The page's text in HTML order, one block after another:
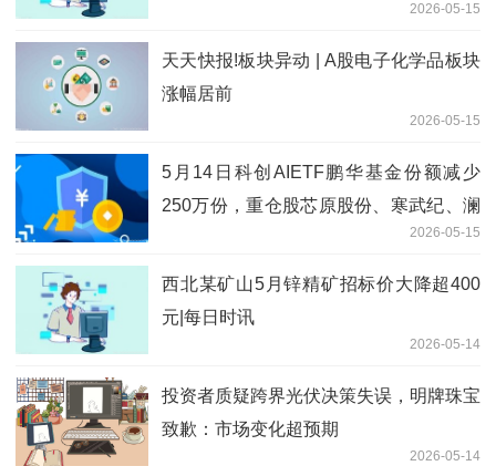
小基》荣获2026年度最佳投资者教育创
新奖
2026-05-15
天天快报!板块异动 | A股电子化学品板块
涨幅居前
2026-05-15
5月14日科创AIETF鹏华基金份额减少
250万份，重仓股芯原股份、寒武纪、澜
2026-05-15
西北某矿山5月锌精矿招标价大降超400
元|每日时讯
2026-05-14
投资者质疑跨界光伏决策失误，明牌珠宝
致歉：市场变化超预期
2026-05-14